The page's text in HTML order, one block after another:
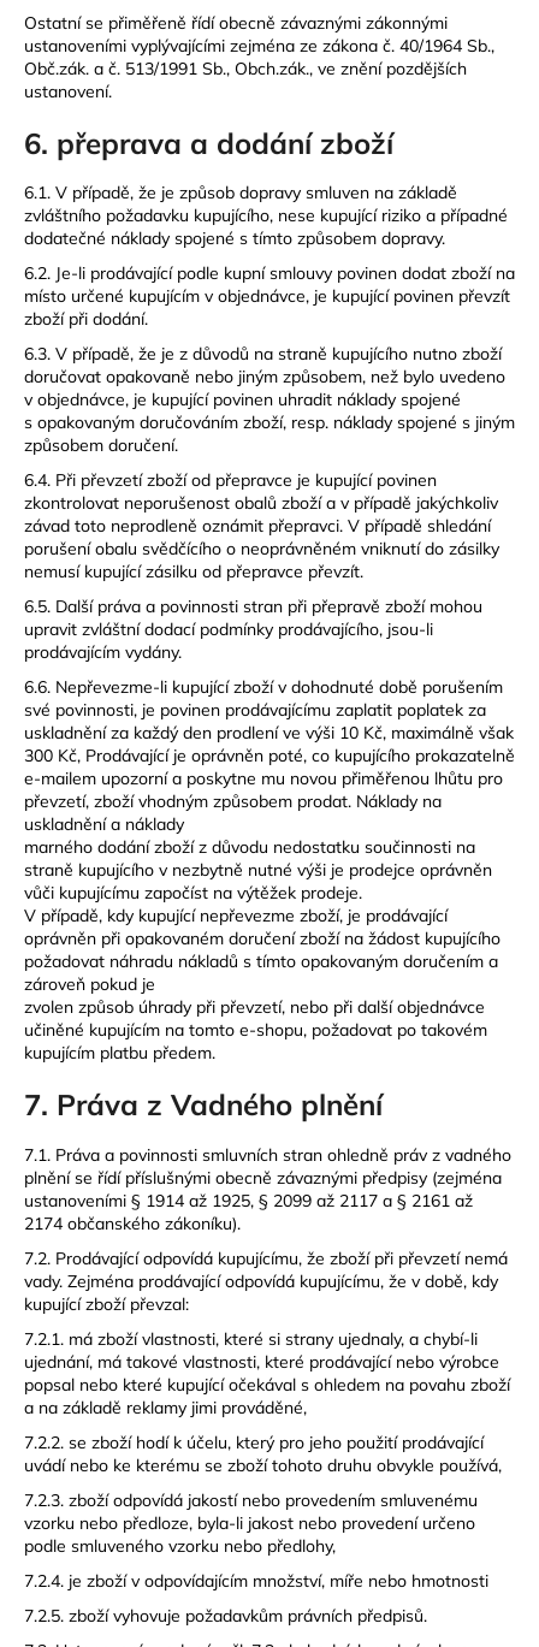
Ostatní se přiměřeně řídí obecně závaznými zákonnými
ustanoveními vyplývajícími zejména ze zákona č. 40/1964 Sb.,
Obč.zák. a č. 513/1991 Sb., Obch.zák., ve znění pozdějších
ustanovení.
6. přeprava a dodání zboží
6.1. V případě, že je způsob dopravy smluven na základě
zvláštního požadavku kupujícího, nese kupující riziko a případné
dodatečné náklady spojené s tímto způsobem dopravy.
6.2. Je-li prodávající podle kupní smlouvy povinen dodat zboží na
místo určené kupujícím v objednávce, je kupující povinen převzít
zboží při dodání.
6.3. V případě, že je z důvodů na straně kupujícího nutno zboží
doručovat opakovaně nebo jiným způsobem, než bylo uvedeno
v objednávce, je kupující povinen uhradit náklady spojené
s opakovaným doručováním zboží, resp. náklady spojené s jiným
způsobem doručení.
6.4. Při převzetí zboží od přepravce je kupující povinen
zkontrolovat neporušenost obalů zboží a v případě jakýchkoliv
závad toto neprodleně oznámit přepravci. V případě shledání
porušení obalu svědčícího o neoprávněném vniknutí do zásilky
nemusí kupující zásilku od přepravce převzít.
6.5. Další práva a povinnosti stran při přepravě zboží mohou
upravit zvláštní dodací podmínky prodávajícího, jsou-li
prodávajícím vydány.
6.6. Nepřevezme-li kupující zboží v dohodnuté době porušením
své povinnosti, je povinen prodávajícímu zaplatit poplatek za
uskladnění za každý den prodlení ve výši 10 Kč, maximálně však
300 Kč, Prodávající je oprávněn poté, co kupujícího prokazatelně
e-mailem upozorní a poskytne mu novou přiměřenou lhůtu pro
převzetí, zboží vhodným způsobem prodat. Náklady na
uskladnění a náklady
marného dodání zboží z důvodu nedostatku součinnosti na
straně kupujícího v nezbytně nutné výši je prodejce oprávněn
vůči kupujícímu započíst na výtěžek prodeje.
V případě, kdy kupující nepřevezme zboží, je prodávající
oprávněn při opakovaném doručení zboží na žádost kupujícího
požadovat náhradu nákladů s tímto opakovaným doručením a
zároveň pokud je
zvolen způsob úhrady při převzetí, nebo při další objednávce
učiněné kupujícím na tomto e-shopu, požadovat po takovém
kupujícím platbu předem.
7. Práva z Vadného plnění
7.1. Práva a povinnosti smluvních stran ohledně práv z vadného
plnění se řídí příslušnými obecně závaznými předpisy (zejména
ustanoveními § 1914 až 1925, § 2099 až 2117 a § 2161 až
2174 občanského zákoníku).
7.2. Prodávající odpovídá kupujícímu, že zboží při převzetí nemá
vady. Zejména prodávající odpovídá kupujícímu, že v době, kdy
kupující zboží převzal:
7.2.1. má zboží vlastnosti, které si strany ujednaly, a chybí-li
ujednání, má takové vlastnosti, které prodávající nebo výrobce
popsal nebo které kupující očekával s ohledem na povahu zboží
a na základě reklamy jimi prováděné,
7.2.2. se zboží hodí k účelu, který pro jeho použití prodávající
uvádí nebo ke kterému se zboží tohoto druhu obvykle používá,
7.2.3. zboží odpovídá jakostí nebo provedením smluvenému
vzorku nebo předloze, byla-li jakost nebo provedení určeno
podle smluveného vzorku nebo předlohy,
7.2.4. je zboží v odpovídajícím množství, míře nebo hmotnosti
7.2.5. zboží vyhovuje požadavkům právních předpisů.